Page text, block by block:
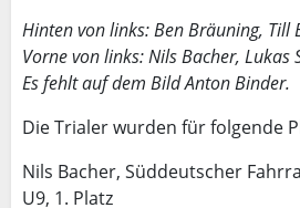
Hinten von links: Ben Bräuning, Till
Vorne von links: Nils Bacher, Lukas
Es fehlt auf dem Bild Anton Binder.
Die Trialer wurden für folgende
Nils Bacher, Süddeutscher
U9, 1. Platz